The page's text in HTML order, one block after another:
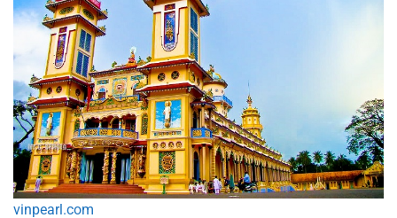
vinpearl.com